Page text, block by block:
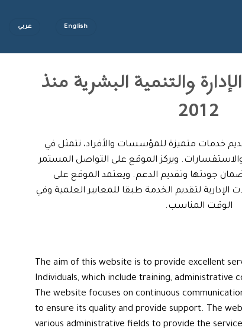
English عربي
والتنمية البشرية منذ
2012
خدمات متميزة للمؤسسات والأفراد، تتمثل في
والاستفسارات. ويركز الموقع على التواصل المستمر
جودتها وتقديم الدعم. ويعتمد الموقع على
لتقديم الخدمة طبقا للمعايير العلمية وفي
الوقت المناسب.
The aim of this website is to provide excellent
Individuals, which include training, administrative
The website focuses on continuous
to ensure its quality and provide support. The
various administrative fields to provide the